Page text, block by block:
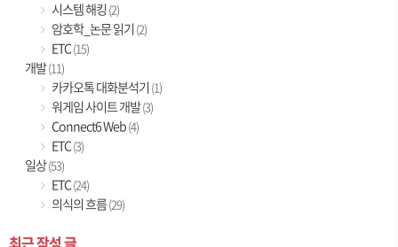
시스템 해킹(2)
암호학_논문 읽기(2)
ETC(15)
개발(11)
카카오톡 대화분석기(1)
워게임 사이트 개발(3)
Connect6 Web(4)
ETC(3)
일상(53)
ETC(24)
의식의 흐름(29)
최근 작성 글